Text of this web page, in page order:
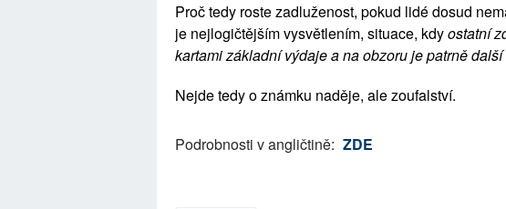
Proč tedy roste zadluženost, pokud lidé dosud
je nejlogičtějším vysvětlením, situace, kdyostatní
kartami základní výdaje a na obzoru je patrně
Nejde tedy o známku naděje, ale zoufalství.
Podrobnosti v angličtině: ZDE